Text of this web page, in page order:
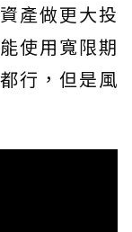
產做更大投
使用寬限期
行，但是風